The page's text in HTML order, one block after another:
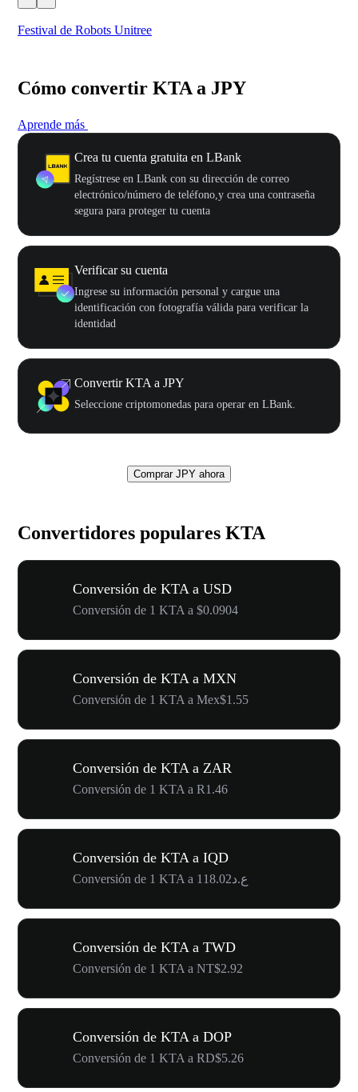
Festival de Robots Unitree
Cómo convertir KTA a JPY
Aprende más
Crea tu cuenta gratuita en LBank
Regístrese en LBank con su dirección de correo
electrónico/número de teléfono,y crea una contraseña
segura para proteger tu cuenta
Verificar su cuenta
Ingrese su información personal y cargue una
identificación con fotografía válida para verificar la
identidad
Convertir KTA a JPY
Seleccione criptomonedas para operar en LBank.
Comprar JPY ahora
Convertidores populares KTA
Conversión de KTA a USD
Conversión de 1 KTA a $0.0904
Conversión de KTA a MXN
Conversión de 1 KTA a Mex$1.55
Conversión de KTA a ZAR
Conversión de 1 KTA a R1.46
Conversión de KTA a IQD
Conversión de 1 KTA a ع.د118.02
Conversión de KTA a TWD
Conversión de 1 KTA a NT$2.92
Conversión de KTA a DOP
Conversión de 1 KTA a RD$5.26